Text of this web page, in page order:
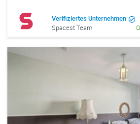
Verifiziertes Unternehmen
Spacest Team